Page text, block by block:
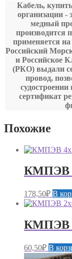
Кабель,
организации -
медный
производится
применяется на
Российский
и Российское
(РКО) выдали
провод,
сертификат
Похожие
КМПЭВ
178,50₽ В
КМПЭВ
60,50₽ В